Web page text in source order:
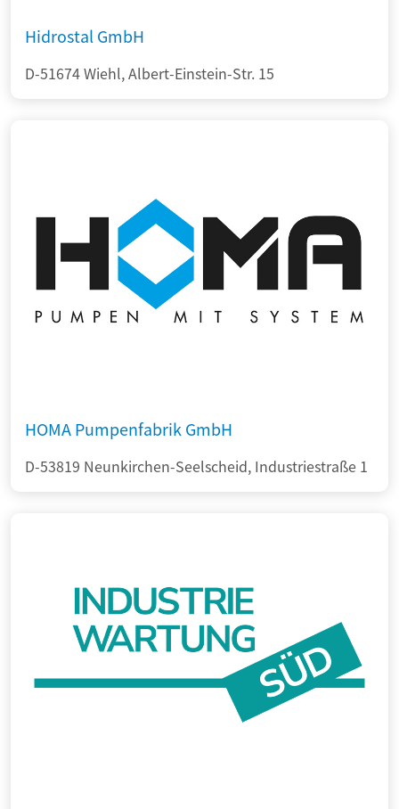
Hidrostal GmbH
D-51674 Wiehl, Albert-Einstein-Str. 15
HOMA Pumpenfabrik GmbH
D-53819 Neunkirchen-Seelscheid, Industriestraße 1